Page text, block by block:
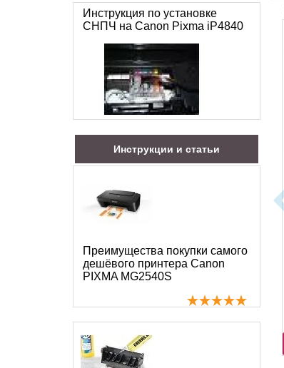
Инструкция по установке
СНПЧ на Canon Pixma iP4840
Инструкции и статьи
Преимущества покупки самого
дешёвого принтера Canon
PIXMA MG2540S